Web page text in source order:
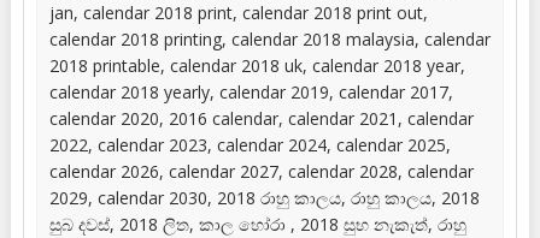
jan, calendar 2018 print, calendar 2018 print out,
calendar 2018 printing, calendar 2018 malaysia, calendar
2018 printable, calendar 2018 uk, calendar 2018 year,
calendar 2018 yearly, calendar 2019, calendar 2017,
calendar 2020, 2016 calendar, calendar 2021, calendar
2022, calendar 2023, calendar 2024, calendar 2025,
calendar 2026, calendar 2027, calendar 2028, calendar
2029, calendar 2030, 2018 රාහු කාලය, රාහු කාලය, 2018
සුබ දවස්, 2018 ලිත, කාල හෝරා , 2018 සුභ නැකැත්, රාහු